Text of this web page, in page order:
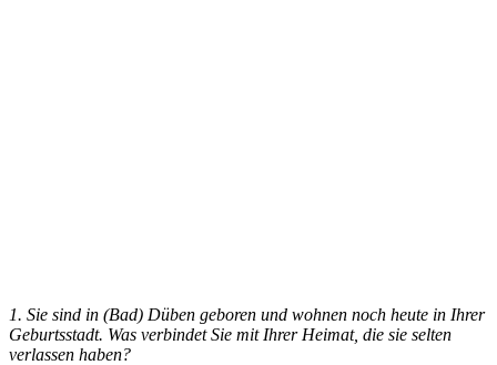
1. Sie sind in (Bad) Düben geboren und wohnen noch heute in Ihrer
Geburtsstadt. Was verbindet Sie mit Ihrer Heimat, die sie selten
verlassen haben?